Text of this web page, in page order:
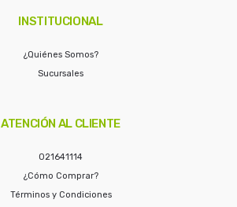
INSTITUCIONAL
¿Quiénes Somos?
Sucursales
ATENCIÓN AL CLIENTE
021641114
¿Cómo Comprar?
Términos y Condiciones